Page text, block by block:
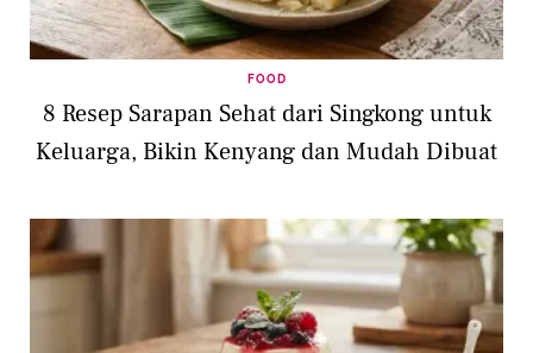
FOOD
8 Resep Sarapan Sehat dari Singkong untuk
Keluarga, Bikin Kenyang dan Mudah Dibuat